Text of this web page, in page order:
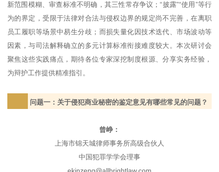
新范围模糊、审查标准不明确，其三性常存争议；“披露”“使用”等行
为的界定，受限于法律对合法与侵权边界的规定尚不完善，在离职
员工履职等场景中易生分歧；而损失量化因技术迭代、市场波动等
因素，与司法解释确立的多元计算标准衔接难度较大。本次研讨会
聚焦这些实践痛点，期待各位专家深挖制度根源、分享实务经验，
为辩护工作提供精准指引。
问题一：关于侵犯商业秘密的鉴定意见有哪些常见的问题？
曾峥：
上海市锦天城律师事务所高级合伙人
中国犯罪学学会理事